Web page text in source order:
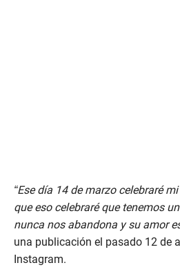
“Ese día 14 de marzo celebraré
que eso celebraré que tenemos
nunca nos abandona y su amor
una publicación el pasado 12 de
Instagram.